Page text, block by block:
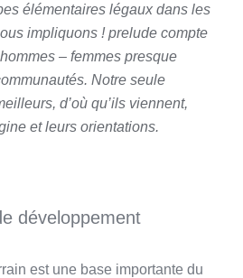
élémentaires légaux dans les
impliquons ! prelude compte
– femmes presque
Notre seule
d’où qu’ils viennent,
et leurs orientations.
développement
est une base importante du